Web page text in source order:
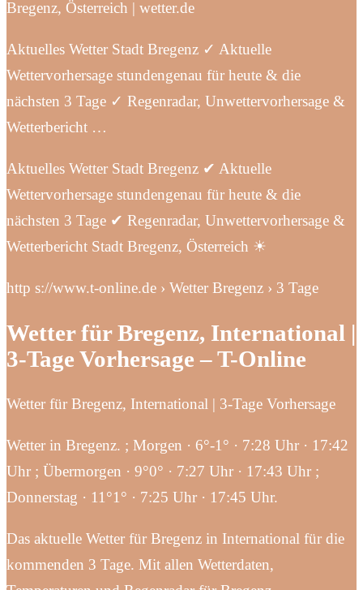
Bregenz, Österreich | wetter.de
Aktuelles Wetter Stadt Bregenz ✓ Aktuelle
Wettervorhersage stundengenau für heute & die
nächsten 3 Tage ✓ Regenradar, Unwettervorhersage &
Wetterbericht …
Aktuelles Wetter Stadt Bregenz ✔ Aktuelle
Wettervorhersage stundengenau für heute & die
nächsten 3 Tage ✔ Regenradar, Unwettervorhersage &
Wetterbericht Stadt Bregenz, Österreich ☀
http s://www.t-online.de › Wetter Bregenz › 3 Tage
Wetter für Bregenz, International |
3-Tage Vorhersage – T-Online
Wetter für Bregenz, International | 3-Tage Vorhersage
Wetter in Bregenz. ; Morgen · 6°-1° · 7:28 Uhr · 17:42
Uhr ; Übermorgen · 9°0° · 7:27 Uhr · 17:43 Uhr ;
Donnerstag · 11°1° · 7:25 Uhr · 17:45 Uhr.
Das aktuelle Wetter für Bregenz in International für die
kommenden 3 Tage. Mit allen Wetterdaten,